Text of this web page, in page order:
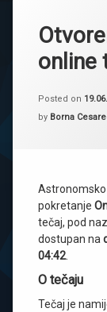
online
Posted on
by Borna
pokretanje
tečaj, pod
dostupan na
04:42.
O tečaju
Tečaj je